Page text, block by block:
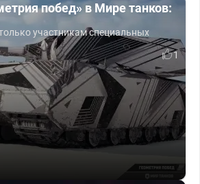
побед» в Мире танков:
участникам специальных
1